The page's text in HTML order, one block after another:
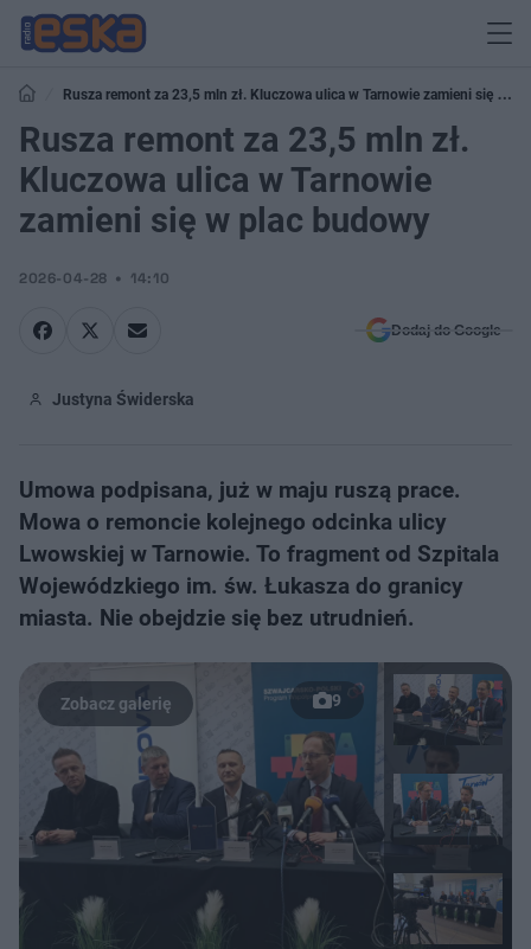
Rusza remont za 23,5 mln zł. Kluczowa ulica w Tarnowie zamieni się w
plac budowy
Rusza remont za 23,5 mln zł.
Kluczowa ulica w Tarnowie
zamieni się w plac budowy
2026-04-28 14:10
Dodaj do Google
Justyna Świderska
Umowa podpisana, już w maju ruszą prace.
Mowa o remoncie kolejnego odcinka ulicy
Lwowskiej w Tarnowie. To fragment od Szpitala
Wojewódzkiego im. św. Łukasza do granicy
miasta. Nie obejdzie się bez utrudnień.
9